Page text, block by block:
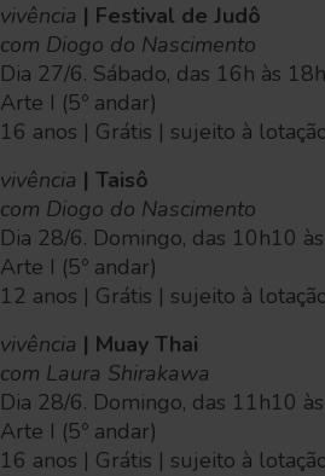
vivência | Festival de Judô
com Diogo do Nascimento
Dia 27/6. Sábado, das 16h às
Arte I (5º andar)
16 anos | Grátis | sujeito à
vivência | Taisô
com Diogo do Nascimento
Dia 28/6. Domingo, das 10h10
Arte I (5º andar)
12 anos | Grátis | sujeito à
vivência | Muay Thai
com Laura Shirakawa
Dia 28/6. Domingo, das 11h10
Arte I (5º andar)
16 anos | Grátis | sujeito à